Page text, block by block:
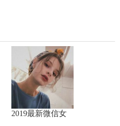
2019最新微信女